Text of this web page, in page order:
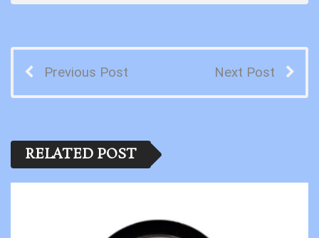
Previous Post Next Post
RELATED POST